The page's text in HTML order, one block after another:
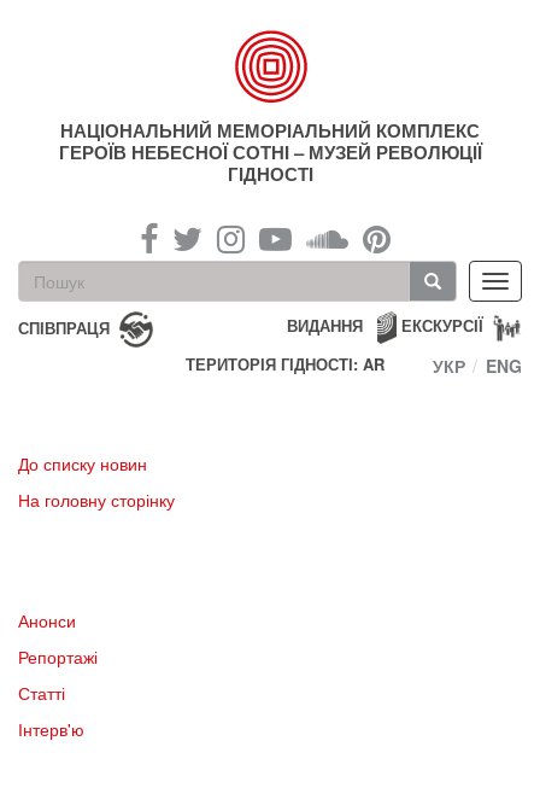
НАЦІОНАЛЬНИЙ МЕМОРІАЛЬНИЙ КОМПЛЕКС
ГЕРОЇВ НЕБЕСНОЇ СОТНІ – МУЗЕЙ РЕВОЛЮЦІЇ
ГІДНОСТІ
Пошукова
форма
Пошук
СПІВПРАЦЯ ЕКСКУРСІЇ
ВИДАННЯ
ТЕРИТОРІЯ ГІДНОСТІ: AR
УКР ENG
До списку новин
На головну сторінку
Анонси
Репортажі
Статті
Інтерв'ю